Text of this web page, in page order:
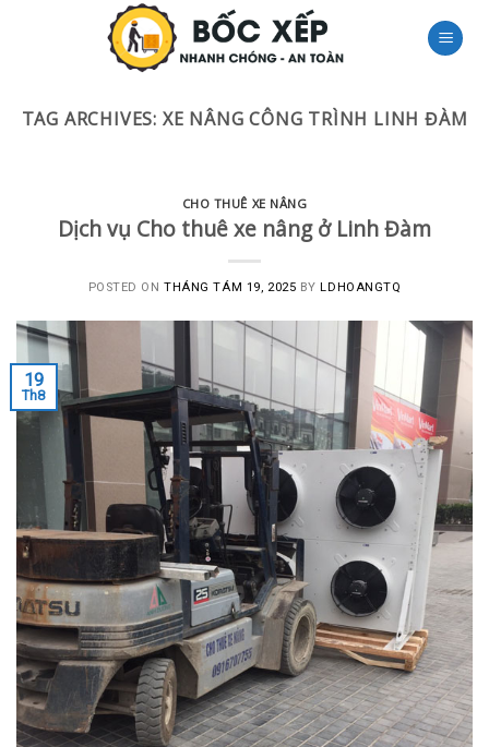
TAG ARCHIVES: XE NÂNG CÔNG TRÌNH LINH ĐÀM
CHO THUÊ XE NÂNG
Dịch vụ Cho thuê xe nâng ở Linh Đàm
POSTED ONTHÁNG TÁM 19, 2025 BYLDHOANGTQ
19
Th8